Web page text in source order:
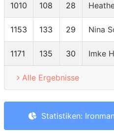
1010 108 28
1153 133 29 Nina
1171 135 30 Imke
Alle Ergebnisse
Statistiken: